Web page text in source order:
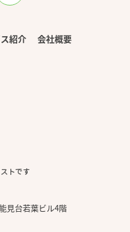
紹介
会社概要
見台若葉ビル4階